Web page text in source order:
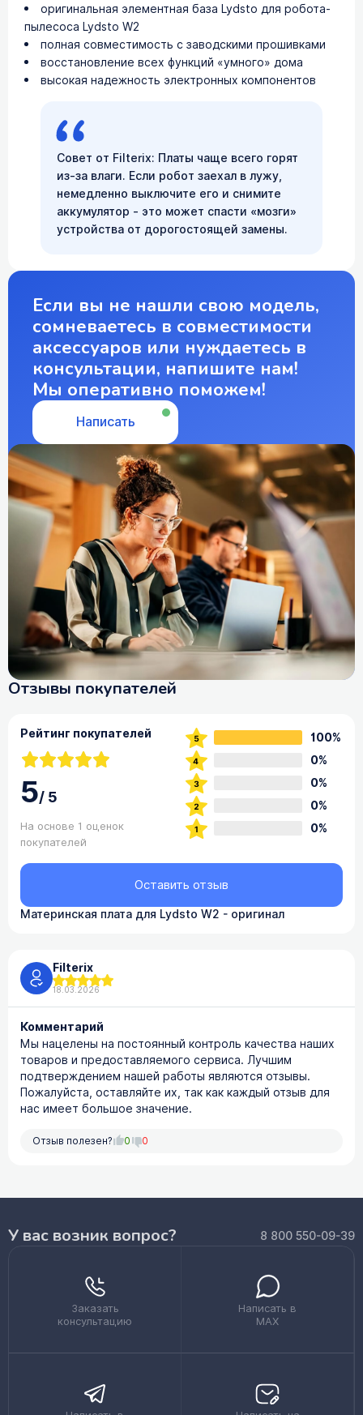
оригинальная элементная база Lydsto для робота-
пылесоса Lydsto W2
полная совместимость с заводскими прошивками
восстановление всех функций «умного» дома
высокая надежность электронных компонентов
Совет от Filterix: Платы чаще всего горят
из-за влаги. Если робот заехал в лужу,
немедленно выключите его и снимите
аккумулятор - это может спасти «мозги»
устройства от дорогостоящей замены.
Если вы не нашли свою модель,
сомневаетесь в совместимости
аксессуаров или нуждаетесь в
консультации, напишите нам!
Мы оперативно поможем!
Написать
Отзывы покупателей
Рейтинг покупателей
5/5
На основе 1 оценок
покупателей
100%
0%
0%
0%
0%
Материнская плата для Lydsto W2 - оригинал
Оставить отзыв
Filterix
18.03.2026
Комментарий
Мы нацелены на постоянный контроль качества наших
товаров и предоставляемого сервиса. Лучшим
подтверждением нашей работы являются отзывы.
Пожалуйста, оставляйте их, так как каждый отзыв для
нас имеет большое значение.
Отзыв полезен? 0 0
У вас возник вопрос? 8 800 550-09-39
Заказать
консультацию
Написать в
MAX